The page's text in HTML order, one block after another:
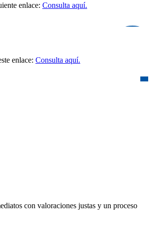
enlace: Consulta aquí.
enlace: Consulta aquí.
con valoraciones justas y un proceso